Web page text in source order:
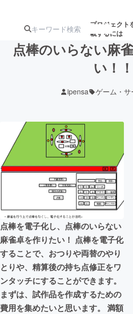
プロジェクト
載するには
ターン
ジェクト
アート・写真
テクノロジー・ガジェット
映像・映画
ビジネス・起業
まちづくり・地域活性化
CAMPFIRE for Social Good
CAMPFIREふるさと納税
点棒のいらない麻
い！！
ipensa ゲーム・
点棒を電子化し、点棒のいらない
麻雀卓を作りたい！ 点棒を電子化
することで、おつりや両替のやり
とりや、精算後の持ち点修正をワ
ンタッチにすることができます。
まずは、試作品を作成するための
費用を集めたいと思います。 満額